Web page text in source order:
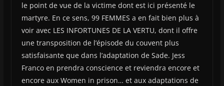
le point de vue de la victime dont est ici présenté le
martyre. En ce sens, 99 FEMMES a en fait bien plus à
voir avec LES INFORTUNES DE LA VERTU, dont il offre
une transposition de l’épisode du couvent plus
satisfaisante que dans l’adaptation de Sade. Jess
Franco en prendra conscience et reviendra encore et
encore aux Women in prison… et aux adaptations de